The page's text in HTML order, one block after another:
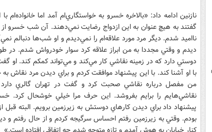
نازنين ادامه داد: «بالاخره خسرو به خواستگاري‌ام آمد اما
گفتند به هيچ عنوان به اين ازدواج رضايت نمي‌دهند. آن شب خسرو
نااميد شدم. ديگر مرد مورد علاقه‌ام را نمي‌ديدم و او شب‌ها دنبالم
ديدم و وقتي مجددا به من ابراز علاقه كرد سوار خودرواش شدم.
دوستي دارد كه در زمينه نقاشي كار مي‌كند و مي‌تواند كمكم كند. او
با او آشنا كند. با اين پيشنهاد موافقت كردم و براي ديدن مرد نقاش
من مفصل درباره نقاشي صحبت كرد و گفت در تهران گالري دارد
نقاشي‌هايم را برايم بفروشد. اين حرف مرا خيلي خوشحال كرد.
پيشنهاد داد براي ديدن كارهاي دوستش به زيرزمين برويم. البته
بودم. وقتي به زيرزمين رفتم احساس سرگيجه كردم و از حال رفتم و